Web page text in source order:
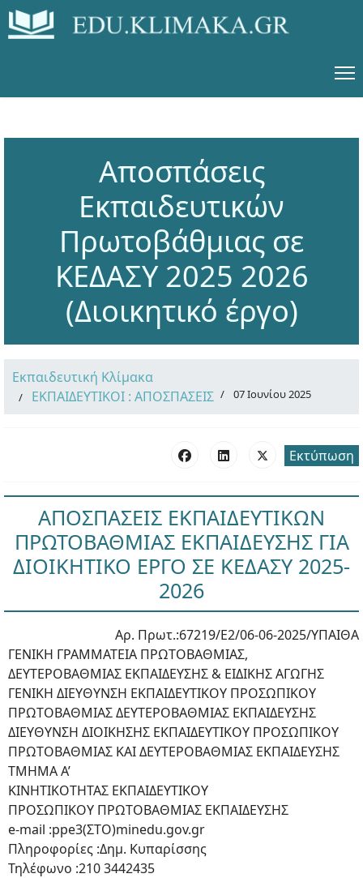
Αποσπάσεις
Εκπαιδευτικών
Πρωτοβάθμιας σε
ΚΕΔΑΣΥ 2025 2026
(Διοικητικό έργο)
Εκπαιδευτική Κλίμακα
ΕΚΠΑΙΔΕΥΤΙΚΟΙ : ΑΠΟΣΠΑΣΕΙΣ
07 Ιουνίου 2025
Εκτύπωση
ΑΠΟΣΠΑΣΕΙΣ ΕΚΠΑΙΔΕΥΤΙΚΩΝ
ΠΡΩΤΟΒΑΘΜΙΑΣ ΕΚΠΑΙΔΕΥΣΗΣ ΓΙΑ
ΔΙΟΙΚΗΤΙΚΟ ΕΡΓΟ ΣΕ ΚΕΔΑΣΥ 2025-
2026
Αρ. Πρωτ.:67219/Ε2/06-06-2025/ΥΠΑΙΘΑ
ΓΕΝΙΚΗ ΓΡΑΜΜΑΤΕΙΑ ΠΡΩΤΟΒΑΘΜΙΑΣ,
ΔΕΥΤΕΡΟΒΑΘΜΙΑΣ ΕΚΠΑΙΔΕΥΣΗΣ & ΕΙΔΙΚΗΣ ΑΓΩΓΗΣ
ΓΕΝΙΚΗ ΔΙΕΥΘΥΝΣΗ ΕΚΠΑΙΔΕΥΤΙΚΟΥ ΠΡΟΣΩΠΙΚΟΥ
ΠΡΩΤΟΒΑΘΜΙΑΣ ΔΕΥΤΕΡΟΒΑΘΜΙΑΣ ΕΚΠΑΙΔΕΥΣΗΣ
ΔΙΕΥΘΥΝΣΗ ΔΙΟΙΚΗΣΗΣ ΕΚΠΑΙΔΕΥΤΙΚΟΥ ΠΡΟΣΩΠΙΚΟΥ
ΠΡΩΤΟΒΑΘΜΙΑΣ ΚΑΙ ΔΕΥΤΕΡΟΒΑΘΜΙΑΣ ΕΚΠΑΙΔΕΥΣΗΣ
ΤΜΗΜΑ Α’
ΚΙΝΗΤΙΚΟΤΗΤΑΣ ΕΚΠΑΙΔΕΥΤΙΚΟΥ
ΠΡΟΣΩΠΙΚΟΥ ΠΡΩΤΟΒΑΘΜΙΑΣ ΕΚΠΑΙΔΕΥΣΗΣ
e-mail :ppe3(ΣΤΟ)minedu.gov.gr
Πληροφορίες :Δημ. Κυπαρίσσης
Τηλέφωνο :210 3442435